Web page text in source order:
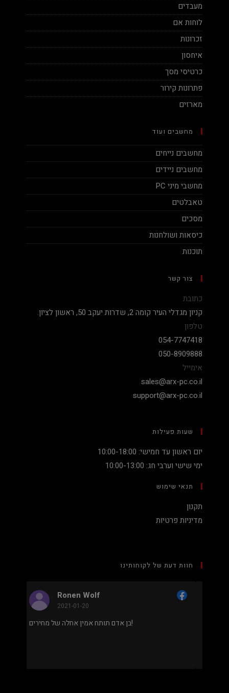
מעבדים
לוחות אם
זכרונות
איחסון
כרטיסי מסך
פתרונות קירור
מארזים
מחשבים ועוד
מחשבים נייחים
מחשבים ניידים
מחשבי מיני PC
טאבלטים
מסכים
כיסאות ושולחנות
תוכנות
צור קשר
כתובת
קניון מגדלי העיר קומה 2, שדרות יעקב 50, ראשון לציון.
טלפון
054-7747418
050-8909888
אימייל
sales@arx-pc.co.il
support@arx-pc.co.il
שעות פעילות
יום ראשון עד חמישי: 10:00-18:00
ימי שישי וערבי חג: 10:00-13:00
תנאי שימוש
תקנון
מדיניות פרטיות
חוות דעת של לקוחותינו
מחיר נמוך והוגן למעבד 5900X בלי שצריך לקנות